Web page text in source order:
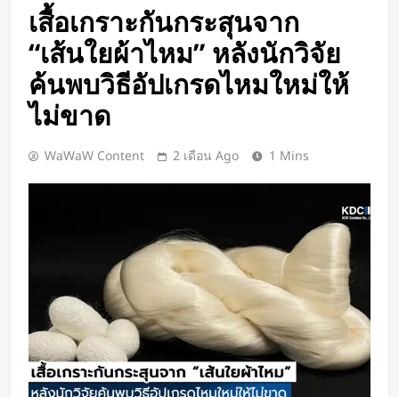
โมงค์ไฮบริด เจาะ-ระเบิดหิน เครื่อง
แรกของโลก
6 ชั่วโมง Ago
Google DeepMind เปิดตัว Weather
Lab แพลตฟอร์ม AI สำหรับคาด
สัปดาห์ เร็วที่สุดในโลก AI
ชั้นบน รองรับผู้โดยสารได้ 7 ที่นั่ง
1 วัน Ago
นักวิจัย NUS CDE พัฒนา “ผิว
อิเล็กทรอนิกส์” ที่รับรู้การสัมผัสและ
ซ่อมแซมตัวเองใต้น้ำได้
1 วัน Ago
K-18M โดรนรบฝีมือคนไทย ทดสอบ
บินสำเร็จครั้งแรก
2 วัน Ago
เสื้อเกราะกันกระสุนจาก
“เส้นใยผ้าไหม” หลังนักวิจัย
ค้นพบวิธีอัปเกรดไหมใหม่ให้
ไม่ขาด
WaWaW Content 2 เดือน Ago 1 Mins